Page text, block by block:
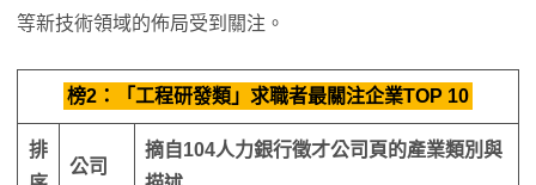
等新技術領域的佈局受到關注。
榜2：「工程研發類」求職者最關注企業TOP 10
排
公司
摘自104人力銀行徵才公司頁的產業類別與